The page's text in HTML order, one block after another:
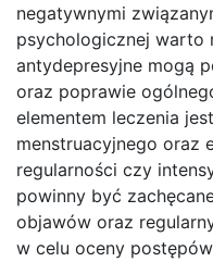
negatywnymi
psychologicznej warto
antydepresyjne mogą
oraz poprawie
elementem leczenia
menstruacyjnego oraz
regularności czy
powinny być
objawów oraz
w celu oceny